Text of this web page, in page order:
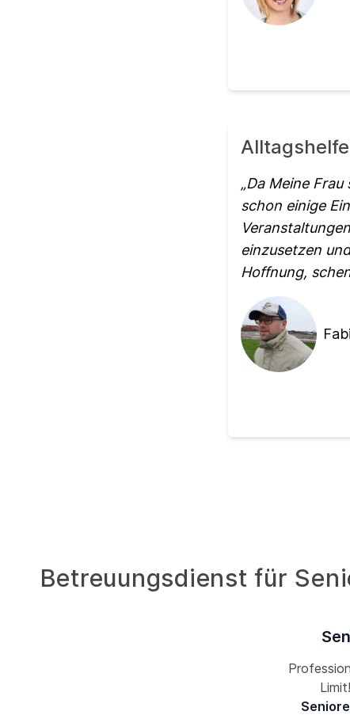
Da Meine
schon einige
einzusetzen
Hoffnung,
Betreuungsdienst für